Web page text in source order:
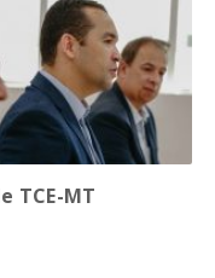
TCE-MT